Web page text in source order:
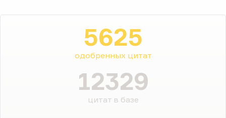
5625
одобренных цитат
12329
цитат в базе